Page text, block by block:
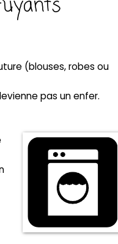
(blouses, robes ou
pas un enfer.